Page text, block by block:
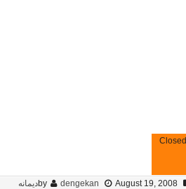
Closed
by dengekan August 19, 2008 دیمانە